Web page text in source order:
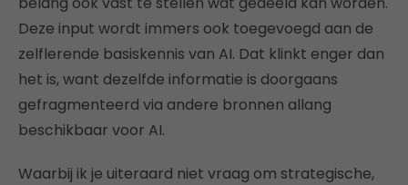
Deze input wordt immers ook toegevoegd aan de
zelflerende basiskennis van AI. Dat klinkt enger dan
het is, want dezelfde informatie is doorgaans
gefragmenteerd via andere bronnen allang
beschikbaar voor AI.
Waarbij ik je uiteraard niet vraag om strategische,